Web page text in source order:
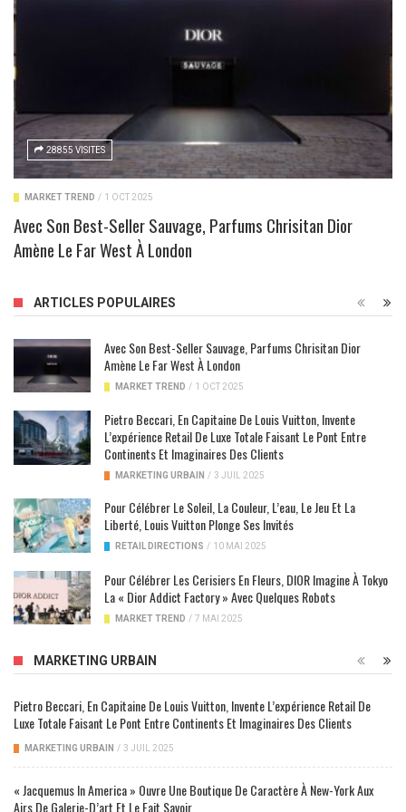
28855 VISITES
MARKET TREND / 1 OCT 2025
Avec Son Best-Seller Sauvage, Parfums Chrisitan Dior
Amène Le Far West À London
ARTICLES POPULAIRES
Avec Son Best-Seller Sauvage, Parfums Chrisitan Dior
Amène Le Far West À London
MARKET TREND / 1 OCT 2025
Pietro Beccari, En Capitaine De Louis Vuitton, Invente
L’expérience Retail De Luxe Totale Faisant Le Pont Entre
Continents Et Imaginaires Des Clients
MARKETING URBAIN / 3 JUIL 2025
Pour Célébrer Le Soleil, La Couleur, L’eau, Le Jeu Et La
Liberté, Louis Vuitton Plonge Ses Invités
RETAIL DIRECTIONS / 10 MAI 2025
Pour Célébrer Les Cerisiers En Fleurs, DIOR Imagine À Tokyo
La « Dior Addict Factory » Avec Quelques Robots
MARKET TREND / 7 MAI 2025
MARKETING URBAIN
Pietro Beccari, En Capitaine De Louis Vuitton, Invente L’expérience Retail De
Luxe Totale Faisant Le Pont Entre Continents Et Imaginaires Des Clients
MARKETING URBAIN / 3 JUIL 2025
« Jacquemus In America » Ouvre Une Boutique De Caractère À New-York Aux
Airs De Galerie-D’art Et Le Fait Savoir